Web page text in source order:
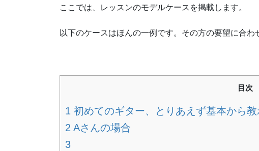
ここでは、レッスンのモデルケースを掲載します。
以下のケースはほんの一例です。その方の要望に合わ
目次
1 初めてのギター、とりあえず基本から教
2 Aさんの場合
3